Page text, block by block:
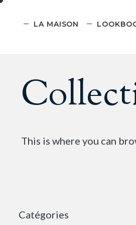
LA MAISON
This is where you can
Catégories